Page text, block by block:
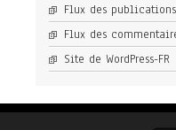
Flux des publications
Flux des
Site de WordPress-FR